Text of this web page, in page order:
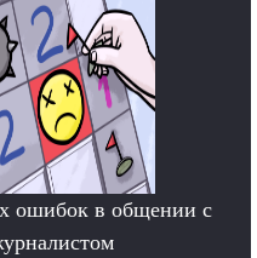
ошибок в общении с